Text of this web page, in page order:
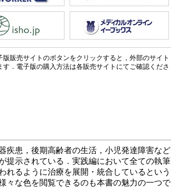
版販売サイトのボタンをクリックすると，外部のサイト
す．電子版の購入方法は各販売サイトにてご確認くださ
疾患，後期高齢者の生活，小児発達障害など
提示されている．実践編において全ての執筆
れるように治療を展開・統合しているという
々な色を閲覧できるのも本書の魅力の一つで